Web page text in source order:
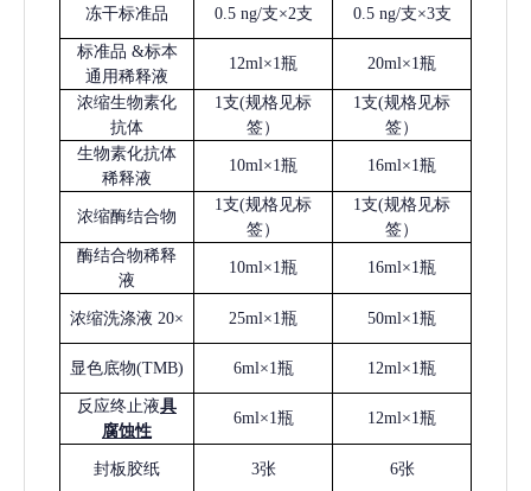
冻干标准品 0.5 ng/支×2支 0.5 ng/支×3支
标准品 &标本
通用稀释液
12ml×1瓶 20ml×1瓶
浓缩生物素化
抗体
1支(规格见标
签）
1支(规格见标
签）
生物素化抗体
稀释液
10ml×1瓶 16ml×1瓶
浓缩酶结合物
1支(规格见标
签）
1支(规格见标
签）
酶结合物稀释
液
10ml×1瓶 16ml×1瓶
浓缩洗涤液 20× 25ml×1瓶 50ml×1瓶
显色底物(TMB) 6ml×1瓶 12ml×1瓶
反应终止液具
腐蚀性
6ml×1瓶 12ml×1瓶
封板胶纸 3张 6张